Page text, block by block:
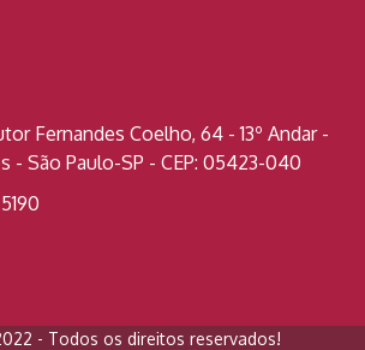
Fernandes Coelho, 64 - 13º Andar -
- São Paulo-SP - CEP: 05423-040
- Todos os direitos reservados!